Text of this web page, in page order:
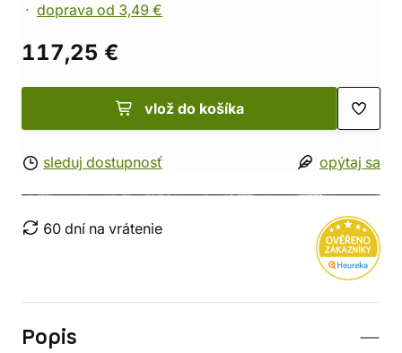
doprava od 3,49 €
117,25 €
vlož do košíka
sleduj dostupnosť opýtaj sa
60 dní na vrátenie
Popis